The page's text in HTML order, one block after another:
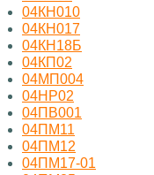
04КН010
04КН017
04КН18Б
04КП02
04МП004
04НР02
04ПВ001
04ПМ11
04ПМ12
04ПМ17-01